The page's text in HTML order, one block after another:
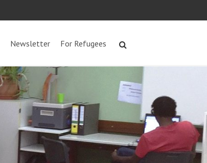
Newsletter For Refugees